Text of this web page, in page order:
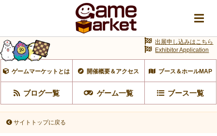
ゲームマーケットとは 開催概要＆アクセス ブース＆ホールMAP
ブログ一覧 ゲーム一覧 ブース一覧
出展申し込みはこちら
Exhibitor Application
サイトトップに戻る